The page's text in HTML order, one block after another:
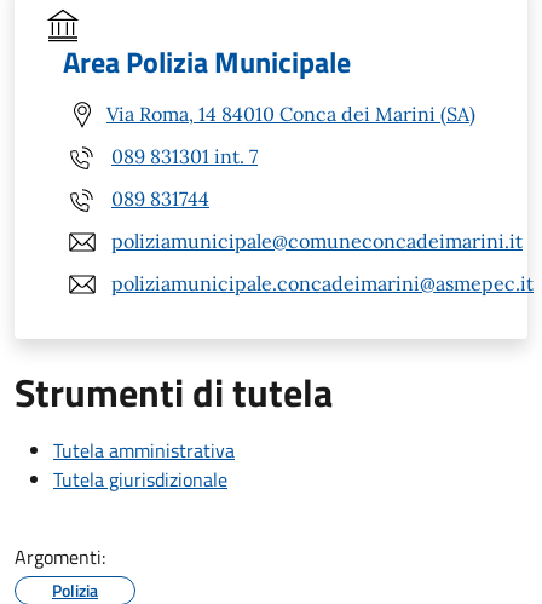
Area Polizia Municipale
Via Roma, 14 84010 Conca dei Marini (SA)
089 831301 int. 7
089 831744
poliziamunicipale@comuneconcadeimarini.it
poliziamunicipale.concadeimarini@asmepec.it
Strumenti di tutela
Tutela amministrativa
Tutela giurisdizionale
Argomenti:
Polizia